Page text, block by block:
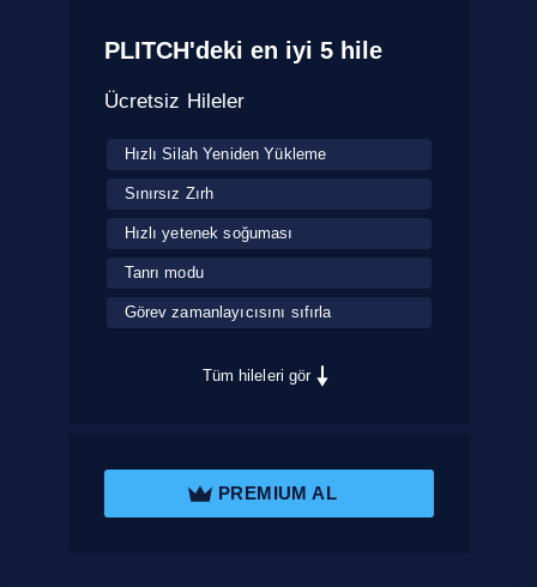
PLITCH'deki en iyi 5 hile
Ücretsiz Hileler
Hızlı Silah Yeniden Yükleme
Sınırsız Zırh
Hızlı yetenek soğuması
Tanrı modu
Görev zamanlayıcısını sıfırla
Tüm hileleri gör
PREMIUM AL